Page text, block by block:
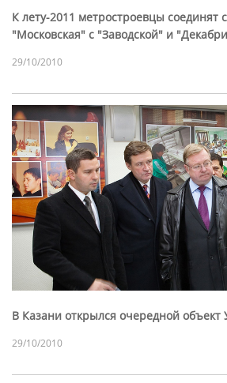
К лету-2011 метростроевцы соединят
"Московская" с "Заводской" и
29/10/2010
В Казани открылся очередной
29/10/2010